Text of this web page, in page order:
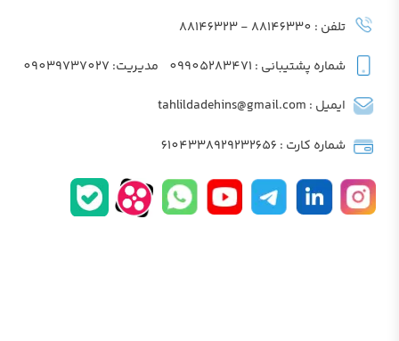
تلفن : 88146330 - 88146323
شماره پشتیبانی : 09905283471 مدیریت: 09039737027
ایمیل : tahlildadehins@gmail.com
شماره کارت : 6104338929232656